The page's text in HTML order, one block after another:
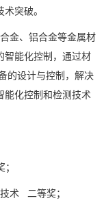
突破。
金、铝合金等金属材
智能化控制，通过材
的设计与控制，解决
能化控制和检测技术
术 二等奖；